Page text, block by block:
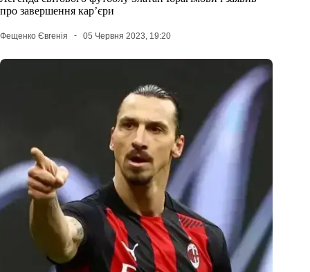
про завершення кар’єри
Фещенко Євгенія 05 Червня 2023, 19:20